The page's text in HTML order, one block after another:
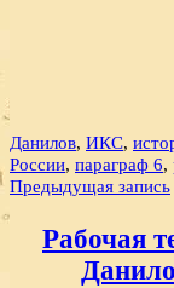
Данилов, ИКС,
России, параграф 6,
Навигация
по
записям
Предыдущая запись
Рабочая